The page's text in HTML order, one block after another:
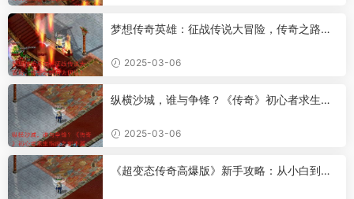
梦想传奇英雄：征战传说大冒险，传奇之路何
2025-03-06
纵横沙城，谁与争锋？《传奇》初心者求生指
2025-03-06
《超变态传奇高爆版》新手攻略：从小白到骨